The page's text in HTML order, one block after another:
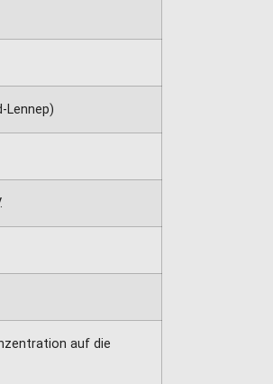
Lennep)
auf die